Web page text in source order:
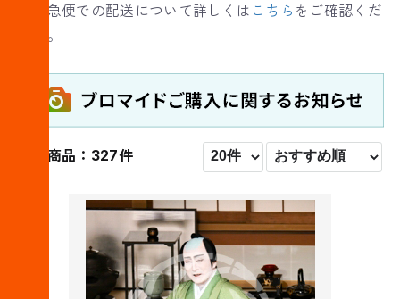
※宅急便での配送について詳しくは こちら をご確認くだ
さい。
対象商品：327件